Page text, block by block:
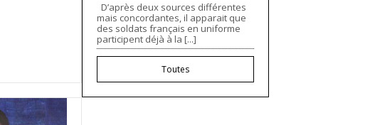
D’après deux sources différentes
mais concordantes, il apparait que
des soldats français en uniforme
participent déjà à la [...]
Toutes